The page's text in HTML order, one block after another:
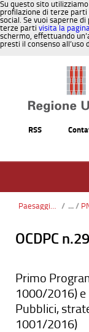
Su questo sito
profilazione di terze
social. Se vuoi saperne di
terze parti visita la
schermo, effettuando
presti il consenso all’uso
RSS
Paesaggio, Territorio, Urbanistica /
OCDPC
Primo
1000/2016)
Pubblici,
1001/2016)